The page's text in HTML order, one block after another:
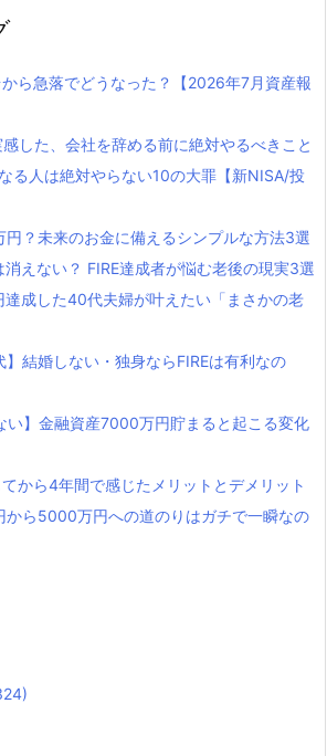
ら急落でどうなった？【2026年7月資産報
した、会社を辞める前に絶対やるべきこと
る人は絶対やらない10の大罪【新NISA/投
？未来のお金に備えるシンプルな方法3選
えない？ FIRE達成者が悩む老後の現実3選
達成した40代夫婦が叶えたい「まさかの老
】結婚しない・独身ならFIREは有利なの
い】金融資産7000万円貯まると起こる変化
から4年間で感じたメリットとデメリット
から5000万円への道のりはガチで一瞬なの